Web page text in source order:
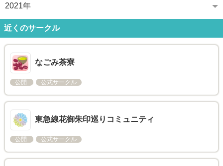
2021年
近くのサークル
なごみ茶寮
公開 公式サークル
東急線花御朱印巡りコミュニティ
公開 公式サークル